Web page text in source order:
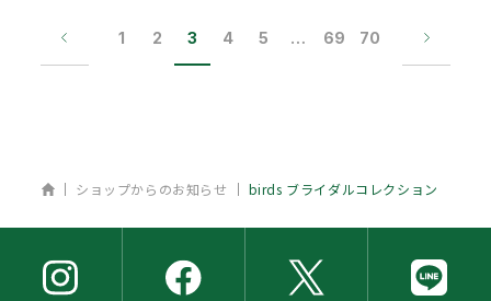
1 2 3 4 5 … 69 70
ホーム
ショップからのお知らせ birds ブライダルコレクション